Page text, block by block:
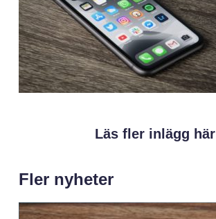
Läs fler inlägg här
Fler nyheter